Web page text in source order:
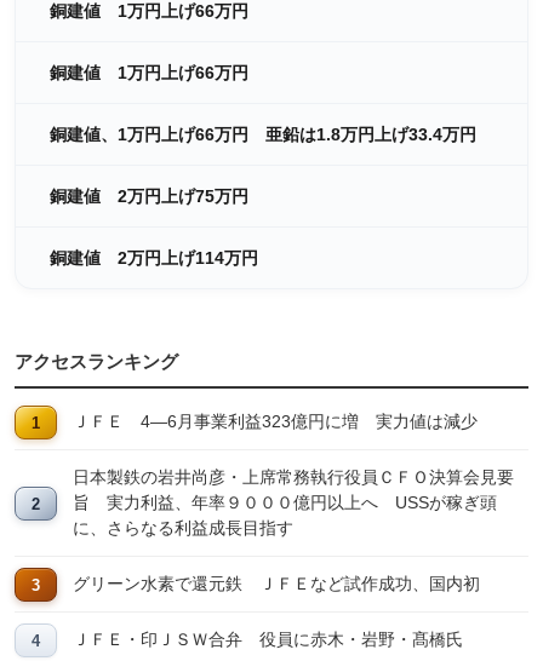
銅建値 1万円上げ66万円
銅建値 1万円上げ66万円
銅建値、1万円上げ66万円 亜鉛は1.8万円上げ33.4万円
銅建値 2万円上げ75万円
銅建値 2万円上げ114万円
アクセスランキング
ＪＦＥ 4―6月事業利益323億円に増 実力値は減少
日本製鉄の岩井尚彦・上席常務執行役員ＣＦＯ決算会見要
旨 実力利益、年率９０００億円以上へ USSが稼ぎ頭
に、さらなる利益成長目指す
グリーン水素で還元鉄 ＪＦＥなど試作成功、国内初
ＪＦＥ・印ＪＳＷ合弁 役員に赤木・岩野・髙橋氏